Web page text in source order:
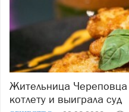
Жительница Череповца сломала зуб о рыбную
котлету и выиграла суд